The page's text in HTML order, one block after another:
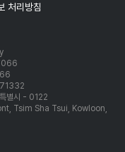
처리방침
별시 - 0122
Tsim Sha Tsui, Kowloon,